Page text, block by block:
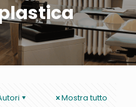
Mostra tutto